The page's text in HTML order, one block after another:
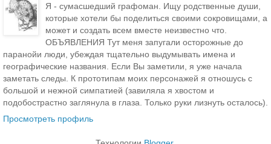
Я - сумасшедший графоман. Ищу родственные души,
которые хотели бы поделиться своими сокровищами, а
может и создать всем вместе неизвестно что.
ОБЪЯВЛЕНИЯ Тут меня запугали осторожные до
паранойи люди, убеждая тщательно выдумывать имена и
географические названия. Если Вы заметили, я уже начала
заметать следы. К прототипам моих персонажей я отношусь с
большой и нежной симпатией (завиляла я хвостом и
подобострастно заглянула в глаза. Только руки лизнуть осталось).
Просмотреть профиль